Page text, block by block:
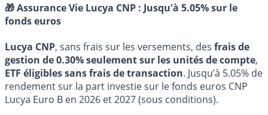
🎁 Assurance Vie Lucya CNP : Jusqu'à 5.05% sur le
fonds euros
Lucya CNP, sans frais sur les versements, des frais de
gestion de 0.30% seulement sur les unités de compte,
ETF éligibles sans frais de transaction. Jusqu’à 5.05% de
rendement sur la part investie sur le fonds euros CNP
Lucya Euro B en 2026 et 2027 (sous conditions).